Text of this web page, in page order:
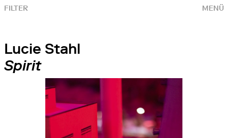
MENÜ
FILTER
Lucie Stahl
Spirit